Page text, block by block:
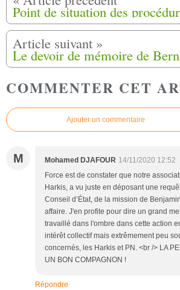
Le devoir de mémoire de
COMMENTER CET
Ajouter un commentaire
M Mohamed DJAFOUR 14/11/2020 12:52
Force est de constater que notre
Harkis, a vu juste en déposant une
Conseil d’État, de la mission de
affaire. J'en profite pour dire un grand
travaillé dans l'ombre dans cette action
intérêt collectif mais extrêmement peu
concernés, les Harkis et PN. <br /> LA
UN BON COMPAGNON !
Répondre